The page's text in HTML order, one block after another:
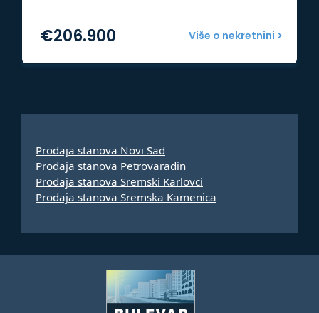
Više o nekretnini >
€206.900
Prodaja stanova Novi Sad
Prodaja stanova Petrovaradin
Prodaja stanova Sremski Karlovci
Prodaja stanova Sremska Kamenica